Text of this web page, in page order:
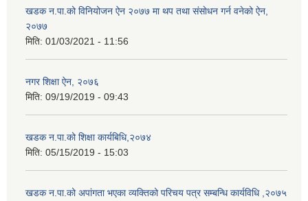
खडक न‍.पा.को विनियोजन ऐन २०७७ मा थप तथा संसाेधन गर्न वनेको ऐन,
२०७७
मिति: 01/03/2021 - 11:56
नगर शिक्षा ऐन, २०७६
मिति: 09/19/2019 - 09:43
खडक न.पा.को शिक्षा कार्यबिधि,२०७४
मिति: 05/15/2019 - 15:03
खडक न.पा.को अपांगता भएका व्यक्तिको परिचय पत्र सम्बन्धि कार्यविधि ,२०७५